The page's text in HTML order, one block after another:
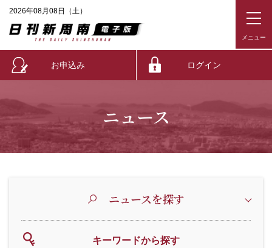
2026年08月08日（土）
お申込み ログイン
ニュース
ニュースを探す
キーワードから探す